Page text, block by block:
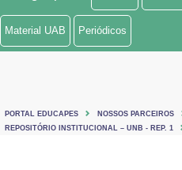
Ministério de Minas e Energia
Ministério do Turismo
Material UAB Periódicos
PORTAL EDUCAPES
NOSSOS PARCEIROS
REPOSITÓRIO INSTITUCIONAL – UNB - REP. 1